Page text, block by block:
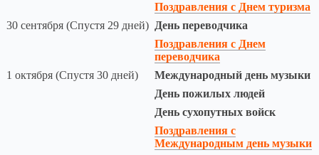
Поздравления с Днем туризма
30 сентября (Спустя 29 дней) День переводчика
Поздравления с Днем
переводчика
1 октября (Спустя 30 дней)
Международный день музыки
День пожилых людей
День сухопутных войск
Поздравления с
Международным день музыки